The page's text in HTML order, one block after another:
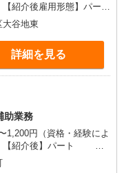
（資格・経験による）
ヶ月の派遣期間満了後、
移行予定
大谷地東
詳細を見る
助業務
1,200円（資格・経験によ
：なし 賞与：あり
30,000円迄） 加入保